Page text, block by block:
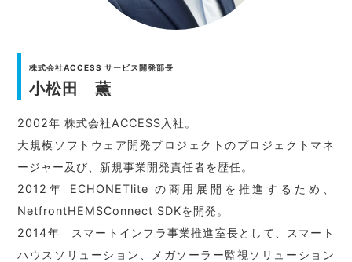
株式会社ACCESS サービス開発部長
小松田 薫
2002年 株式会社ACCESS入社。
大規模ソフトウェア開発プロジェクトのプロジェクトマネ
ージャー及び、新規事業開発責任者を歴任。
2012年 ECHONETlite の商用展開を推進するため、
NetfrontHEMSConnect SDKを開発。
2014年 スマートインフラ事業推進室長として、スマート
ハウスソリューション、メガソーラー監視ソリューション